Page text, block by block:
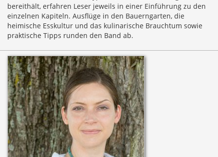
bereithält, erfahren Leser jeweils in einer Einführung zu den
einzelnen Kapiteln. Ausflüge in den Bauerngarten, die
heimische Esskultur und das kulinarische Brauchtum sowie
praktische Tipps runden den Band ab.